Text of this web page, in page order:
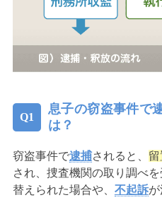
息子の窃盗事件で
は？
窃盗事件で逮捕されると、
され、捜査機関の取り調べを
替えられた場合や、 不起訴が